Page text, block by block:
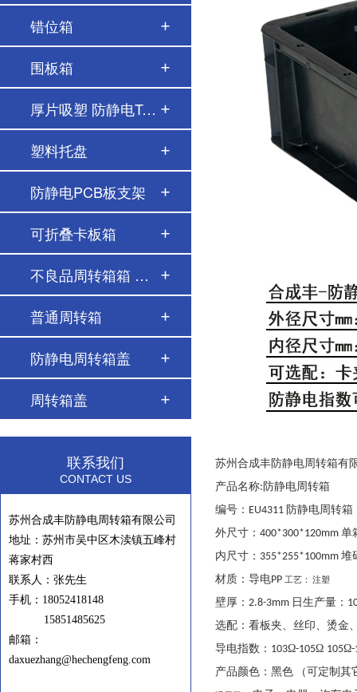
错位箱
围板箱
厚片吸塑 防静电Tr…
塑料托盘
防静电PCB板支架
可折叠卡板箱
不良品周转箱箱 红…
普通周转箱
防静电周转箱盖
周转箱盖
联系我们
CONTACT US
苏州合成丰防静电周转箱有限公司
地址：苏州市吴中区木渎镇五峰村
蒋家村西
联系人：张先生
手机： 18052418148
15851485625
邮箱：
daxuezhang@hechengfeng.com
苏州合成丰防静电周转箱有
产品名称: 防静电周转箱
编号： EU4311 防静电周转箱
外尺寸： 400*300*120mm 单
内尺寸： 355*255*100mm 堆
材质：导电PP 工艺： 注塑
壁厚： 2.8-3mm 日生产量：
选配：看板夹、丝印、烫金
导电指数： 103Ω-105Ω 105Ω-
产品颜色 ：黑色 （可定制其